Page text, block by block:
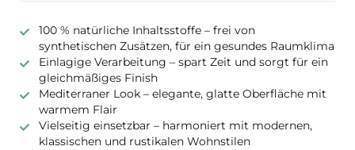
100 % natürliche Inhaltsstoffe – frei von
synthetischen Zusätzen, für ein gesundes Raumklima
Einlagige Verarbeitung – spart Zeit und sorgt für ein
gleichmäßiges Finish
Mediterraner Look – elegante, glatte Oberfläche mit
warmem Flair
Vielseitig einsetzbar – harmoniert mit modernen,
klassischen und rustikalen Wohnstilen